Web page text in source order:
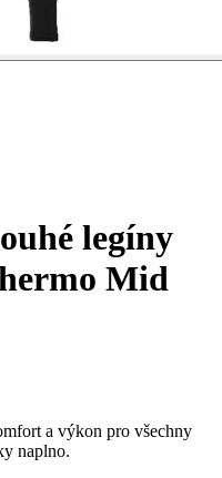
legíny
Mid
a výkon pro všechny
naplno.